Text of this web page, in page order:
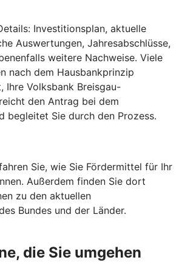
Investitionsplan, aktuelle
Auswertungen, Jahresabschlüsse,
weitere Nachweise. Viele
nach dem Hausbankprinzip
Ihre Volksbank Breisgau-
den Antrag bei dem
begleitet Sie durch den Prozess.
Sie, wie Sie Fördermittel für Ihr
Außerdem finden Sie dort
zu den aktuellen
Bundes und der Länder.
die Sie umgehen